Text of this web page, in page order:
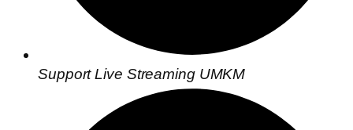
Support Live Streaming UMKM